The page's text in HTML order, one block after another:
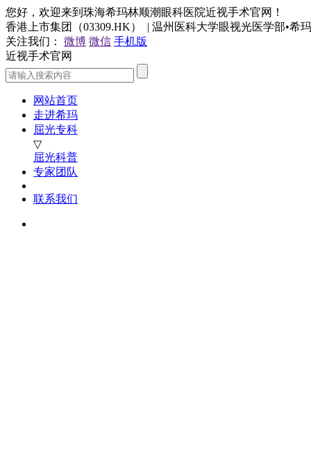
您好，欢迎来到珠海希玛林顺潮眼科医院近视手术官网！
香港上市集团（03309.HK） | 温州医科大学眼视光医学部•希
关注我们：
微博 微信 手机版
近视手术官网
网站首页
走进希玛
屈光专科
▽
屈光科普
专家团队
联系我们